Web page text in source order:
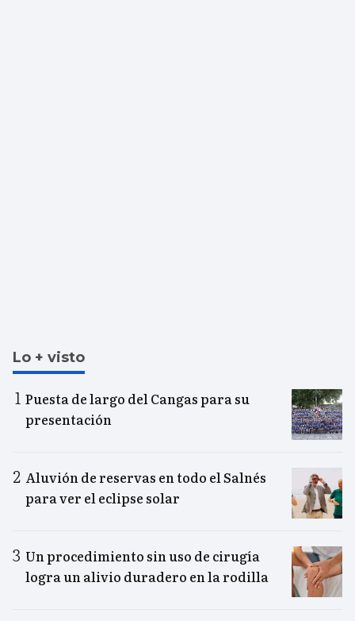
Lo + visto
Puesta de largo del Cangas para su
presentación
Aluvión de reservas en todo el Salnés
para ver el eclipse solar
Un procedimiento sin uso de cirugía
logra un alivio duradero en la rodilla